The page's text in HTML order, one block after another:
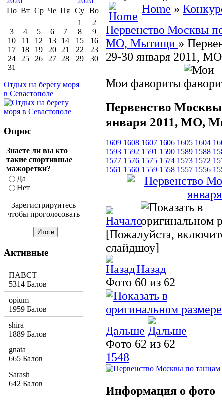
Home »
Первенство Москвы
МО, Мытищи »
29-30 января 2011,
Мои фавориты
Первенство
января 2011, МО,
1609 1608 1607 1606 1605 1604
1593 1592 1591 1590 1589 1588
1577 1576 1575 1574 1573 1572
1561 1560 1559 1558 1557 1556
[Пожалуйста,
слайдшоу]
Назад
Фото 60 из 62
Дальше
Фото 62 из 62
1548
Информация о фото
По Вт Ср Че Пя Су Во
1
2
3
4 5 6 7 8
9
10
11 12 13 14 15
16
17
18 19 20 21 22
23
24
25 26 27 28 29
30
31
Отдых на берегу моря
в Севастополе
Опрос
Знаете ли вы кто
такие спортивные
мажоретки?
Да
Нет
Зарегистрируйтесь
чтобы проголосовать
Активные
ПАВСТ
5314 Балов
opium
1959 Балов
shira
1889 Балов
gnata
665 Балов
Sarash
642 Балов